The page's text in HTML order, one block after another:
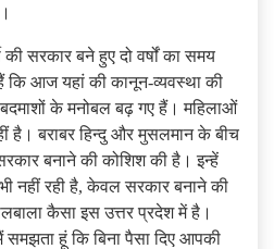
की सरकार बने हुए दो वर्षों का समय
कि आज यहां की कानून-व्यवस्था की
के मनोबल बढ़ गए हैं। महिलाओं
है। बराबर हिन्दु और मुसलमान के बीच
बनाने की कोशिश की है। इन्हें
नहीं रही है, केवल सरकार बनाने की
कैसा इस उत्तर प्रदेश में है।
समझता हूं कि बिना पैसा दिए आपकी